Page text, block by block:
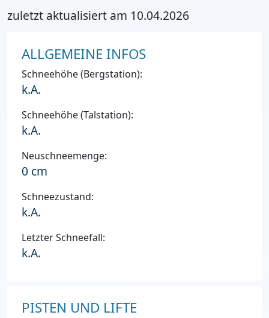
zuletzt aktualisiert am 10.04.2026
ALLGEMEINE INFOS
Schneehöhe (Bergstation):
k.A.
Schneehöhe (Talstation):
k.A.
Neuschneemenge:
0 cm
Schneezustand:
k.A.
Letzter Schneefall:
k.A.
PISTEN UND LIFTE